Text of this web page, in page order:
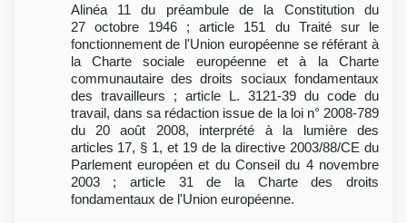
Alinéa 11 du préambule de la Constitution du
27 octobre 1946 ; article 151 du Traité sur le
fonctionnement de l'Union européenne se référant à
la Charte sociale européenne et à la Charte
communautaire des droits sociaux fondamentaux
des travailleurs ; article L. 3121-39 du code du
travail, dans sa rédaction issue de la loi n° 2008-789
du 20 août 2008, interprété à la lumière des
articles 17, § 1, et 19 de la directive 2003/88/CE du
Parlement européen et du Conseil du 4 novembre
2003 ; article 31 de la Charte des droits
fondamentaux de l'Union européenne.